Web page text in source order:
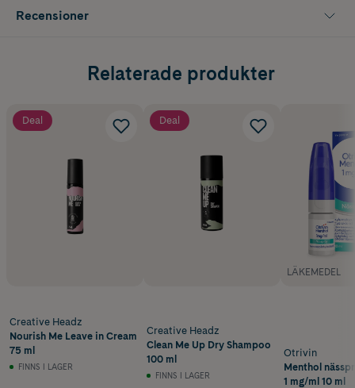
Recensioner
Relaterade produkter
Deal
Creative Headz
Nourish Me Leave in Cream
75 ml
FINNS I LAGER
Deal
Creative Headz
Clean Me Up Dry Shampoo
100 ml
FINNS I LAGER
LÄKEMEDEL
Otrivin
Menthol
1 mg/ml 10 ml